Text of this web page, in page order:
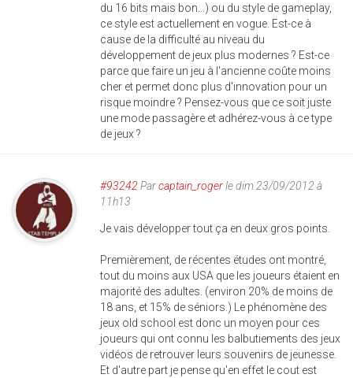
du 16 bits mais bon...) ou du style de gameplay,
ce style est actuellement en vogue. Est-ce à
cause de la difficulté au niveau du
développement de jeux plus modernes ? Est-ce
parce que faire un jeu à l'ancienne coûte moins
cher et permet donc plus d'innovation pour un
risque moindre ? Pensez-vous que ce soit juste
une mode passagère et adhérez-vous à ce type
de jeux ?
#93242 Parcaptain_rogerle dim 23/09/2012 à
11h13
Je vais développer tout ça en deux gros points.
Premièrement, de récentes études ont montré,
tout du moins aux USA que les joueurs étaient en
majorité des adultes. (environ 20% de moins de
18 ans, et 15% de séniors.) Le phénomène des
jeux old school est donc un moyen pour ces
joueurs qui ont connu les balbutiements des jeux
vidéos de retrouver leurs souvenirs de jeunesse.
Et d'autre part je pense qu'en effet le cout est